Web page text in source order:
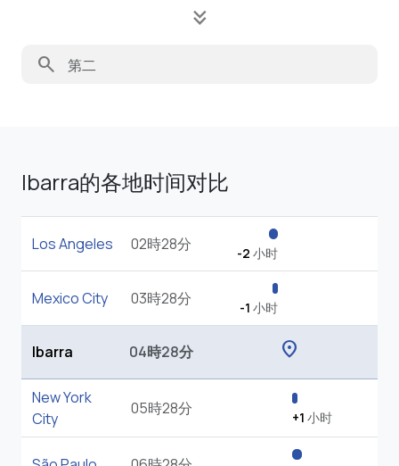
keyboard_double_arrow_down
search
Ibarra的各地时间对比
Los Angeles 02時28分 -2 小时
Mexico City 03時28分 -1 小时
Ibarra 04時28分 location_on
New York
City
05時28分 +1 小时